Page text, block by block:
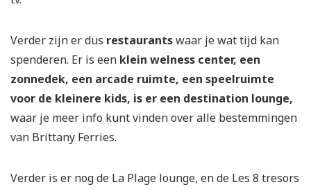
Verder zijn er dus restaurantswaar je wat tijd kan
spenderen. Er is een klein welness center, een
zonnedek, een arcade ruimte, een speelruimte
voor de kleinere kids, is er een destination lounge,
waar je meer info kunt vinden over alle bestemmingen
van Brittany Ferries.
Verder is er nog de La Plage lounge, en de Les 8 tresors